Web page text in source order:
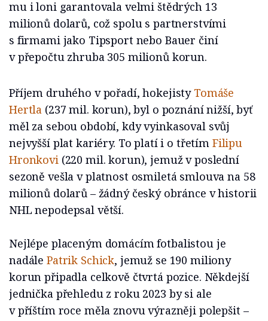
mu i loni garantovala velmi štědrých 13
milionů dolarů, což spolu s partnerstvími
s firmami jako Tipsport nebo Bauer činí
v přepočtu zhruba 305 milionů korun.
Příjem druhého v pořadí, hokejisty Tomáše
Hertla (237 mil. korun), byl o poznání nižší, byť
měl za sebou období, kdy vyinkasoval svůj
nejvyšší plat kariéry. To platí i o třetímFilipu
Hronkovi(220 mil. korun), jemuž v poslední
sezoně vešla v platnost osmiletá smlouva na 58
milionů dolarů – žádný český obránce v historii
NHL nepodepsal větší.
Nejlépe placeným domácím fotbalistou je
nadále Patrik Schick, jemuž se 190 miliony
korun připadla celkově čtvrtá pozice. Někdejší
jednička přehledu z roku 2023 by si ale
v příštím roce měla znovu výrazněji polepšit –